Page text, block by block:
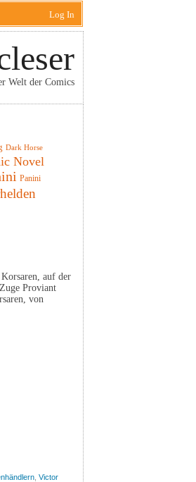
Log In
Welt der Comics
Dark Horse
Novel
Panini
auf der
Proviant
von
Victor